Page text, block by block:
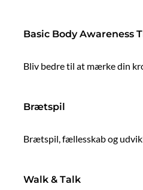
Basic Body Awareness
Bliv bedre til at mærke din
Brætspil
Brætspil, fællesskab og
Walk & Talk